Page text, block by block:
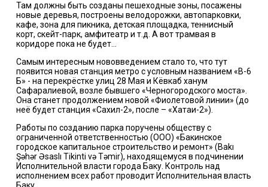
Там должны быть созданы пешеходные зоны, посажены
новые деревья, построены велодорожки, автопарковки,
кафе, зона для пикника, детская площадка, теннисный
корт, скейт-парк, амфитеатр и т.д. А вот трамвая в
коридоре пока не будет...
Самым интересным нововведением стало то, что тут
появится новая станция метро с условным названием «В-6
Б» - на перекрёстке улиц 28 Мая и Кёвкаб ханум
Сафаралиевой, возле бывшего «Черногородского моста».
Она станет продолжением новой «Фиолетовой линии» (до
неё будет станция «Сахил-2», после – «Хатаи-2»).
Работы по созданию парка поручены обществу с
ограниченной ответственностью (ООО) «Бакинское
городское капитальное строительство и ремонт» (Bakı
Şəhər Əsaslı Tikinti və Təmir), находящемуся в подчинении
Исполнительной власти города Баку. Контроль над
исполнением всех работ проводит Исполнительная власть